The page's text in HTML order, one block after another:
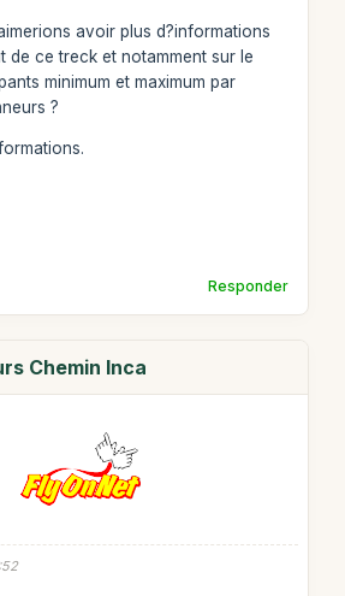
avoir plus d?informations
de ce treck et notamment sur le
minimum et maximum par
?
Responder
Chemin Inca